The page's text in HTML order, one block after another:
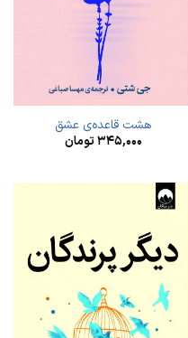
هشت قاعده‌ی عشق
۳۴۵,۰۰۰تومان